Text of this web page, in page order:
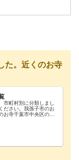
た。近くのお寺
市町村別に分類しまし
ださい。我孫子市のお
お寺千葉市中央区のお